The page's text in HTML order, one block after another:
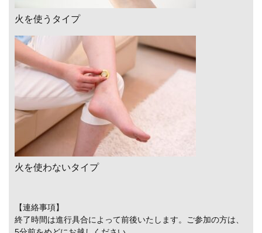
火を使うタイプ
火を使わないタイプ
【連絡事項】
終了時間は進行具合によって前後いたします。ご参加の方は、